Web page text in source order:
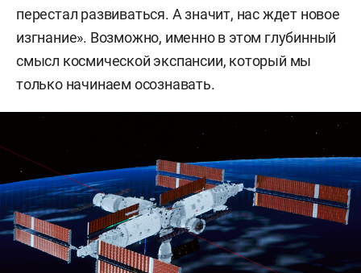
перестал развиваться. А значит, нас ждет новое
изгнание». Возможно, именно в этом глубинный
смысл космической экспансии, который мы
только начинаем осознавать.